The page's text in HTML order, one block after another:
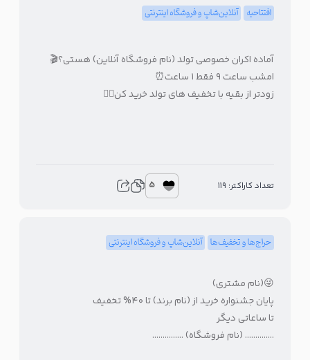
افتتاحیه آنلاین‌شاپ و فروشگاه اینترنتی
آماده اکران خصوصی تولد (نام فروشگاه آنلاین) هستی؟🎬
امشب ساعت ۹ فقط ۱ ساعت⏰
زودتر از بقیه با تخفیف های تولد خرید کن👇🏻
تعداد کاراکتر: 119 5
حراج‌ها و تخفیف‌ها آنلاین‌شاپ و فروشگاه اینترنتی
😜(نام مشتری)
پایان جشنواره خرید از (نام برند) تا ۴۰% تخفیف
تا ساعاتی دیگر
………….. (نام فروشگاه) ……………